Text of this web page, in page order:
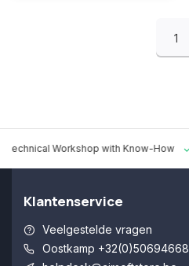
1
Technical Workshop with Know-How
Klantenservice
Veelgestelde vragen
Oostkamp +32(0)50694668